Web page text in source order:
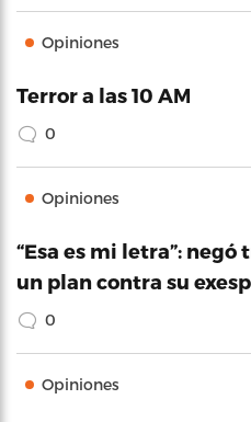
Opiniones
Terror a las 10 AM
0
Opiniones
“Esa es mi letra”:
un plan contra su
0
Opiniones